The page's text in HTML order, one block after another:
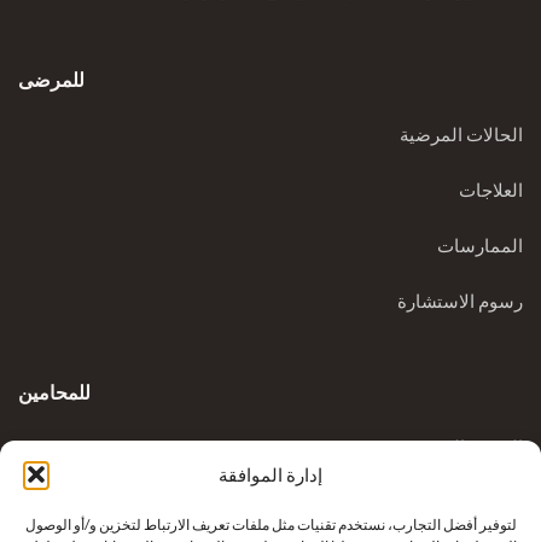
إدارة الموافقة
لتوفير أفضل التجارب، نستخدم تقنيات مثل ملفات تعريف الارتباط لتخزين و/أو الوصول
للمرضى
الحالات المرضية
العلاجات
الممارسات
رسوم الاستشارة
للمحامين
المدونة السريرية